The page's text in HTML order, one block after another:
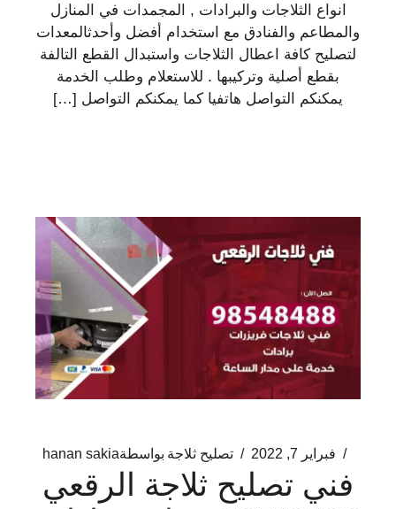
انواع الثلاجات والبرادات , المجمدات في المنازل
والمطاعم والفنادق مع استخدام أفضل وأحدثالمعدات
لتصليح كافة اعطال الثلاجات واستبدال القطع التالفة
بقطع أصلية وتركيبها . للاستعلام وطلب الخدمة
يمكنكم التواصل هاتفيا كما يمكنكم التواصل […]
فبراير 7, 2022 تصليح ثلاجة بواسطةhanan sakia
فني تصليح ثلاجة الرقعي